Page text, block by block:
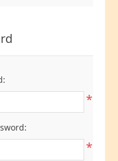
*
*